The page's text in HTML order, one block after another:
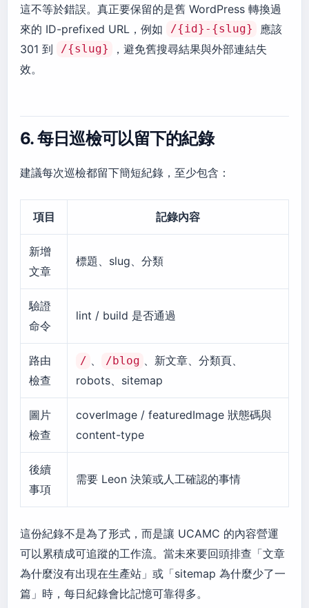
這不等於錯誤。真正要保留的是舊 WordPress 轉換過
來的 ID-prefixed URL，例如
/{id}-{slug}
應該
301 到
/{slug}
，避免舊搜尋結果與外部連結失
效。
6. 每日巡檢可以留下的紀錄
建議每次巡檢都留下簡短紀錄，至少包含：
項目 記錄內容
新增
文章
標題、slug、分類
驗證
命令
lint / build 是否通過
路由
檢查
/ 、 /blog 、新文章、分類頁、
robots、sitemap
圖片
檢查
coverImage / featuredImage 狀態碼與
content-type
後續
事項
需要 Leon 決策或人工確認的事情
這份紀錄不是為了形式，而是讓 UCAMC 的內容營運
可以累積成可追蹤的工作流。當未來要回頭排查「文章
為什麼沒有出現在生產站」或「sitemap 為什麼少了一
篇」時，每日紀錄會比記憶可靠得多。